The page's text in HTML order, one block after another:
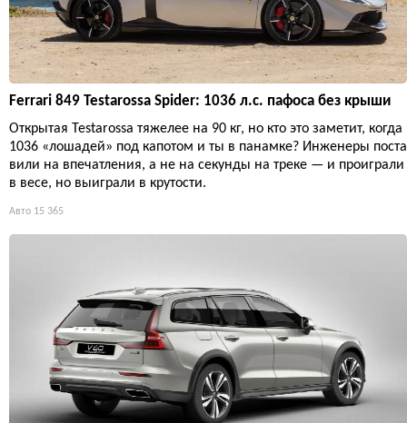
Ferrari 849 Testarossa Spider: 1036 л.с. пафоса без крыши
Открытая Testarossa тяжелее на 90 кг, но кто это заметит, когда
1036 «лошадей» под капотом и ты в панамке? Инженеры поста
вили на впечатления, а не на секунды на треке — и проиграли
в весе, но выиграли в крутости.
Авто 15 365